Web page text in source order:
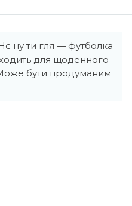
ну ти гля — футболка
для щоденного
бути продуманим